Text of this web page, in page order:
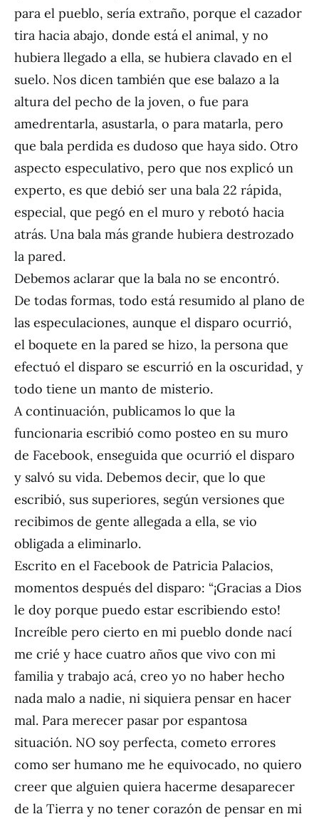
para el pueblo, sería extraño, porque el cazador
tira hacia abajo, donde está el animal, y no
hubiera llegado a ella, se hubiera clavado en el
suelo. Nos dicen también que ese balazo a la
altura del pecho de la joven, o fue para
amedrentarla, asustarla, o para matarla, pero
que bala perdida es dudoso que haya sido. Otro
aspecto especulativo, pero que nos explicó un
experto, es que debió ser una bala 22 rápida,
especial, que pegó en el muro y rebotó hacia
atrás. Una bala más grande hubiera destrozado
la pared.
Debemos aclarar que la bala no se encontró.
De todas formas, todo está resumido al plano de
las especulaciones, aunque el disparo ocurrió,
el boquete en la pared se hizo, la persona que
efectuó el disparo se escurrió en la oscuridad, y
todo tiene un manto de misterio.
A continuación, publicamos lo que la
funcionaria escribió como posteo en su muro
de Facebook, enseguida que ocurrió el disparo
y salvó su vida. Debemos decir, que lo que
escribió, sus superiores, según versiones que
recibimos de gente allegada a ella, se vio
obligada a eliminarlo.
Escrito en el Facebook de Patricia Palacios,
momentos después del disparo: “¡Gracias a Dios
le doy porque puedo estar escribiendo esto!
Increíble pero cierto en mi pueblo donde nací
me crié y hace cuatro años que vivo con mi
familia y trabajo acá, creo yo no haber hecho
nada malo a nadie, ni siquiera pensar en hacer
mal. Para merecer pasar por espantosa
situación. NO soy perfecta, cometo errores
como ser humano me he equivocado, no quiero
creer que alguien quiera hacerme desaparecer
de la Tierra y no tener corazón de pensar en mi